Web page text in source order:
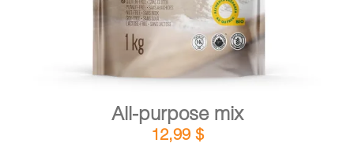
All-purpose mix
12,99 $